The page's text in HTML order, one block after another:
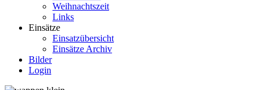
Weihnachtszeit
Links
Einsätze
Einsatzübersicht
Einsätze Archiv
Bilder
Login